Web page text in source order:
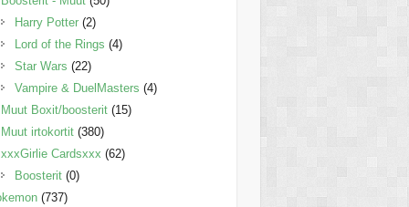
Harry Potter (2)
Lord of the Rings (4)
Star Wars (22)
Vampire & DuelMasters (4)
Muut Boxit/boosterit (15)
Muut irtokortit (380)
xxxGirlie Cardsxxx (62)
Boosterit (0)
(737)